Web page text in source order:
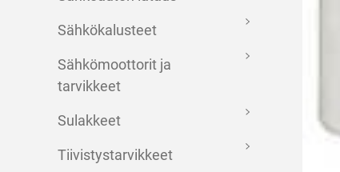
Sähkökalusteet
Sähkömoottorit ja
tarvikkeet
Sulakkeet
Tiivistystarvikkeet